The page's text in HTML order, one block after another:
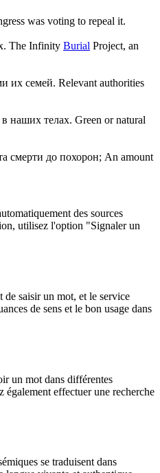
was voting to repeal it.
The Infinity Burial Project, an
их семей. Relevant authorities
наших телах. Green or natural
смерти до похорон; An amount
des sources
utilisez l'option "Signaler un
saisir un mot, et le service
de sens et le bon usage dans
un mot dans différentes
effectuer une recherche
se traduisent dans